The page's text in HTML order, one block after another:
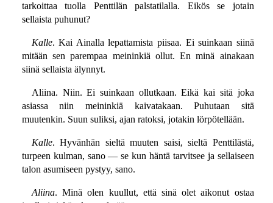
tarkoittaa tuolla Penttilän palstatilalla. Eikös se jotain
sellaista puhunut?
Kalle. Kai Ainalla lepattamista piisaa. Ei suinkaan siinä
mitään sen parempaa meininkiä ollut. En minä ainakaan
siinä sellaista älynnyt.
Aliina. Niin. Ei suinkaan ollutkaan. Eikä kai sitä joka
asiassa niin meininkiä kaivatakaan. Puhutaan sitä
muutenkin. Suun suliksi, ajan ratoksi, jotakin lörpötellään.
Kalle. Hyvänhän sieltä muuten saisi, sieltä Penttilästä,
turpeen kulman, sano — se kun häntä tarvitsee ja sellaiseen
talon asumiseen pystyy, sano.
Aliina. Minä olen kuullut, että sinä olet aikonut ostaa